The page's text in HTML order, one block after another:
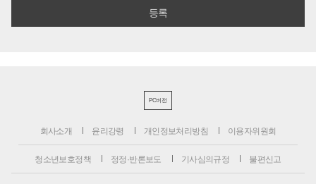
PC버전
회사소개 윤리강령 개인정보처리방침 이용자위원회
청소년보호정책 정정·반론보도 기사심의규정 불편신고